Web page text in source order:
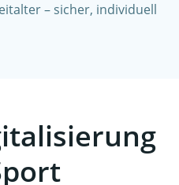
– sicher, individuell